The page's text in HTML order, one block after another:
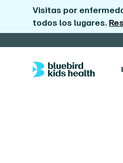
Visitas por
todos los lugares.